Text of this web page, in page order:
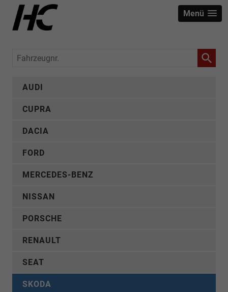
Menü
Fahrzeugnr.
AUDI
CUPRA
DACIA
FORD
MERCEDES-BENZ
NISSAN
PORSCHE
RENAULT
SEAT
SKODA